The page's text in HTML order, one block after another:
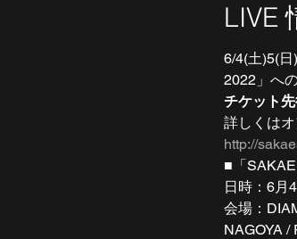
LIVE
6/4(土)5(
2022」へ
チケット
詳しくは
http://
■「SAKAE
日時：6月
会場：
NAGOYA